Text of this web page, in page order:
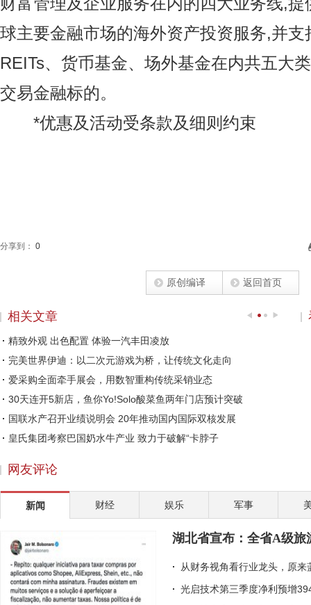
球主要金融市场的海外资产投资服务,并
REITs、货币基金、场外基金在内共五大
交易金融标的。
*优惠及活动受条款及细则约束
分享到： 0
原创编译 返回首页
相关文章
精致外观 出色配置 体验一汽丰田凌放
完美世界伊迪：以二次元游戏为桥，让传统文化走向
爱采购全面牵手展会，用数智重构传统采销业态
30天连开5新店，鱼你Yo!Solo酸菜鱼两年门店预计突破
国联水产召开业绩说明会 20年推动国内国际双核发展
皇氏集团考察巴国奶水牛产业 致力于破解“卡脖子
洋河“天下第一坛”落成，马勇：这是一份给未来的
2022年伊始，医药板块关注度提升，丽珠集团等多家
“创新药+高壁垒复杂制剂”驱动成长 丽珠集团202
从幕后到台前，李海珍的国货美妆CEO之路
赵涛：社会企业家的两大责任
网友评论
新闻 财经 娱乐 军事
湖北省宣布：全省A级
从财务视角看行业龙头，原
光启技术第三季度净利预增